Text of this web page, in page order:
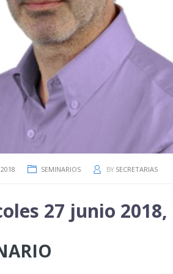
SEMINARIOS BY SECRETARIAS
27 junio 2018,